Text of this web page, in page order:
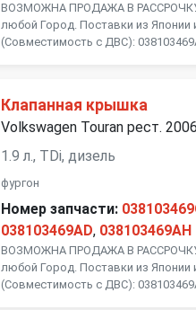
ВОЗМОЖНА ПРОДАЖА В
любой Город. Поставки из Японии
(Совместимость с ДВС):
Клапанная крышка
Volkswagen Touran рест. 2006
1.9 л., TDi, дизель
фургон
Номер запчасти:
038103469AD, 038103469AH
ВОЗМОЖНА ПРОДАЖА В
любой Город. Поставки из Японии
(Совместимость с ДВС):